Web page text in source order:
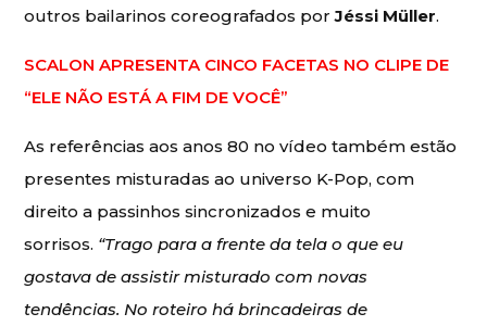
outros bailarinos coreografados porJéssi Müller.
SCALON APRESENTA CINCO FACETAS NO CLIPE DE
“ELE NÃO ESTÁ A FIM DE VOCÊ”
As referências aos anos 80 no vídeo também estão
presentes misturadas ao universo K-Pop, com
direito a passinhos sincronizados e muito
sorrisos. “Trago para a frente da tela o que eu
gostava de assistir misturado com novas
tendências. No roteiro há brincadeiras de